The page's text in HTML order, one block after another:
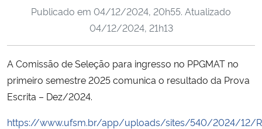
Ministério da Ciência, Tecnologia, Inovações e Comunicações
Publicado em 04/12/2024, 20h55. Atualizado
04/12/2024, 21h13
A Comissão de Seleção para ingresso no PPGMAT no
primeiro semestre 2025 comunica o resultado da Prova
Escrita – Dez/2024.
https://www.ufsm.br/app/uploads/sites/540/2024/12/